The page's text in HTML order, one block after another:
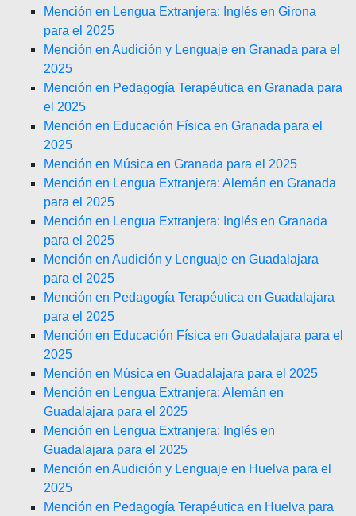
Mención en Lengua Extranjera: Inglés en Girona
para el 2025
Mención en Audición y Lenguaje en Granada para el
2025
Mención en Pedagogía Terapéutica en Granada para
el 2025
Mención en Educación Física en Granada para el
2025
Mención en Música en Granada para el 2025
Mención en Lengua Extranjera: Alemán en Granada
para el 2025
Mención en Lengua Extranjera: Inglés en Granada
para el 2025
Mención en Audición y Lenguaje en Guadalajara
para el 2025
Mención en Pedagogía Terapéutica en Guadalajara
para el 2025
Mención en Educación Física en Guadalajara para el
2025
Mención en Música en Guadalajara para el 2025
Mención en Lengua Extranjera: Alemán en
Guadalajara para el 2025
Mención en Lengua Extranjera: Inglés en
Guadalajara para el 2025
Mención en Audición y Lenguaje en Huelva para el
2025
Mención en Pedagogía Terapéutica en Huelva para